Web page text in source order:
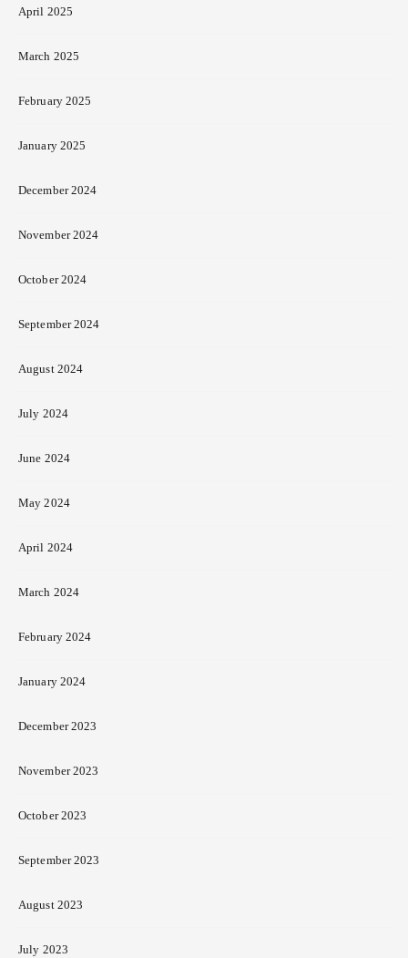
April 2025
March 2025
February 2025
January 2025
December 2024
November 2024
October 2024
September 2024
August 2024
July 2024
June 2024
May 2024
April 2024
March 2024
February 2024
January 2024
December 2023
November 2023
October 2023
September 2023
August 2023
July 2023